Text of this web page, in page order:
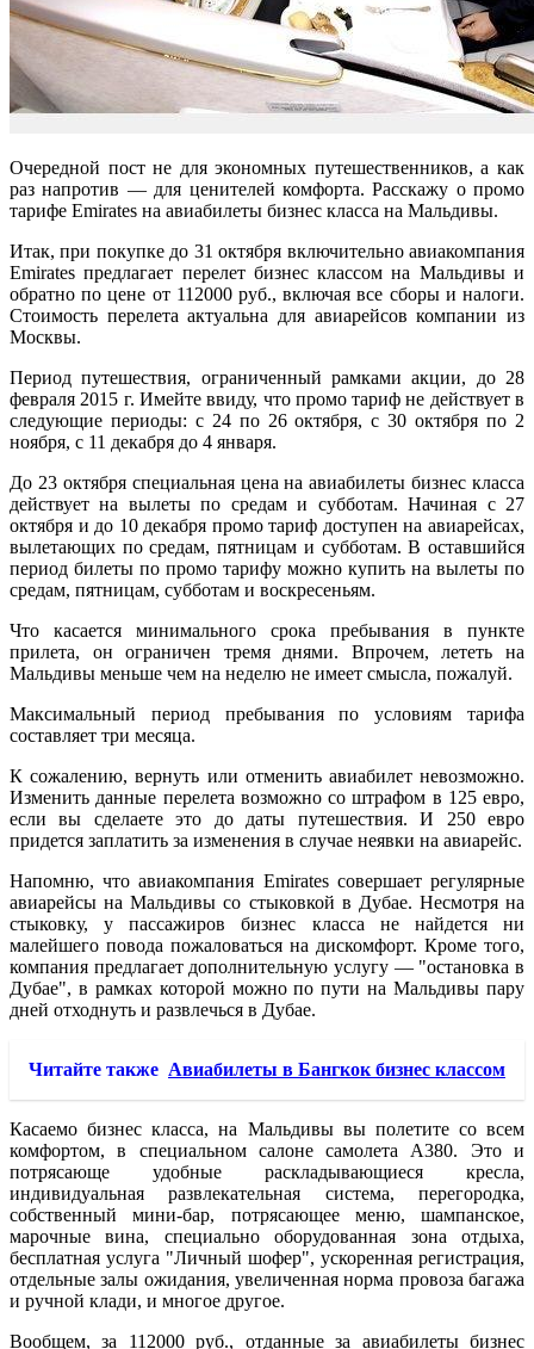
Очередной пост не для экономных путешественников, а как
раз напротив — для ценителей комфорта. Расскажу о промо
тарифе Emirates на авиабилеты бизнес класса на Мальдивы.
Итак, при покупке до 31 октября включительно авиакомпания
Emirates предлагает перелет бизнес классом на Мальдивы и
обратно по цене от 112000 руб., включая все сборы и налоги.
Стоимость перелета актуальна для авиарейсов компании из
Москвы.
Период путешествия, ограниченный рамками акции, до 28
февраля 2015 г. Имейте ввиду, что промо тариф не действует в
следующие периоды: с 24 по 26 октября, с 30 октября по 2
ноября, с 11 декабря до 4 января.
До 23 октября специальная цена на авиабилеты бизнес класса
действует на вылеты по средам и субботам. Начиная с 27
октября и до 10 декабря промо тариф доступен на авиарейсах,
вылетающих по средам, пятницам и субботам. В оставшийся
период билеты по промо тарифу можно купить на вылеты по
средам, пятницам, субботам и воскресеньям.
Что касается минимального срока пребывания в пункте
прилета, он ограничен тремя днями. Впрочем, лететь на
Мальдивы меньше чем на неделю не имеет смысла, пожалуй.
Максимальный период пребывания по условиям тарифа
составляет три месяца.
К сожалению, вернуть или отменить авиабилет невозможно.
Изменить данные перелета возможно со штрафом в 125 евро,
если вы сделаете это до даты путешествия. И 250 евро
придется заплатить за изменения в случае неявки на авиарейс.
Напомню, что авиакомпания Emirates совершает регулярные
авиарейсы на Мальдивы со стыковкой в Дубае. Несмотря на
стыковку, у пассажиров бизнес класса не найдется ни
малейшего повода пожаловаться на дискомфорт. Кроме того,
компания предлагает дополнительную услугу — "остановка в
Дубае", в рамках которой можно по пути на Мальдивы пару
дней отходнуть и развлечься в Дубае.
Читайте также Авиабилеты в Бангкок бизнес классом
Касаемо бизнес класса, на Мальдивы вы полетите со всем
комфортом, в специальном салоне самолета A380. Это и
потрясающе удобные раскладывающиеся кресла,
индивидуальная развлекательная система, перегородка,
собственный мини-бар, потрясающее меню, шампанское,
марочные вина, специально оборудованная зона отдыха,
бесплатная услуга "Личный шофер", ускоренная регистрация,
отдельные залы ожидания, увеличенная норма провоза багажа
и ручной клади, и многое другое.
Вообщем, за 112000 руб., отданные за авиабилеты бизнес